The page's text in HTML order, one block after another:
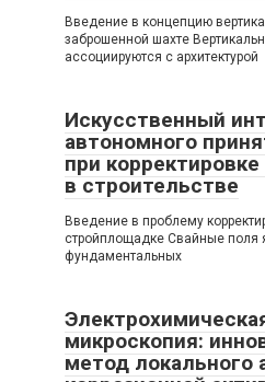
Введение в концепцию
заброшенной шахте
ассоциируются с архитектурой
Искусственный
автономного
при
в строительстве
Введение в проблему
стройплощадке Свайные поля
фундаментальных
микроскопия:
метод локального